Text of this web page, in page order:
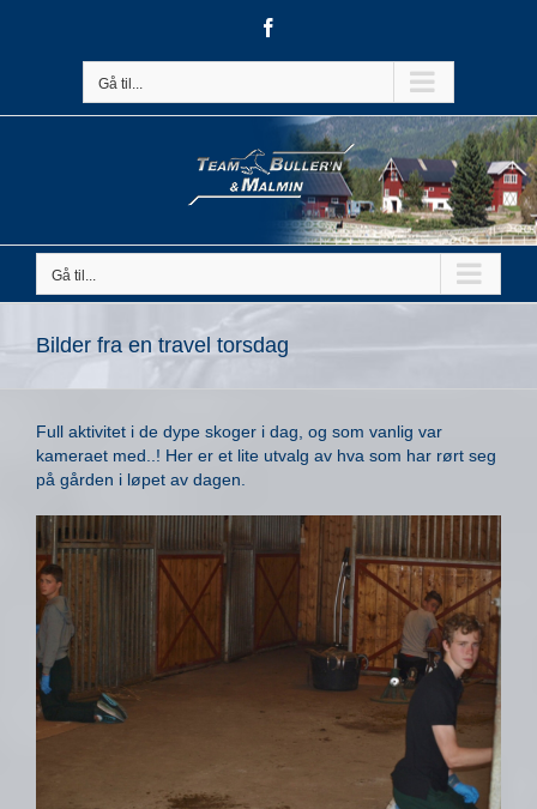
Gå til...
Gå til...
Bilder fra en travel torsdag
Full aktivitet i de dype skoger i dag, og som vanlig var
kameraet med..! Her er et lite utvalg av hva som har rørt seg
på gården i løpet av dagen.